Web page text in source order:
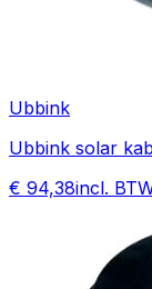
Ubbink
Ubbink solar
€ 94,38incl.